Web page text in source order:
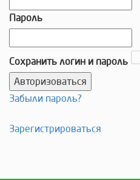
Пароль
Сохранить логин и пароль
Забыли пароль?
Зарегистрироваться